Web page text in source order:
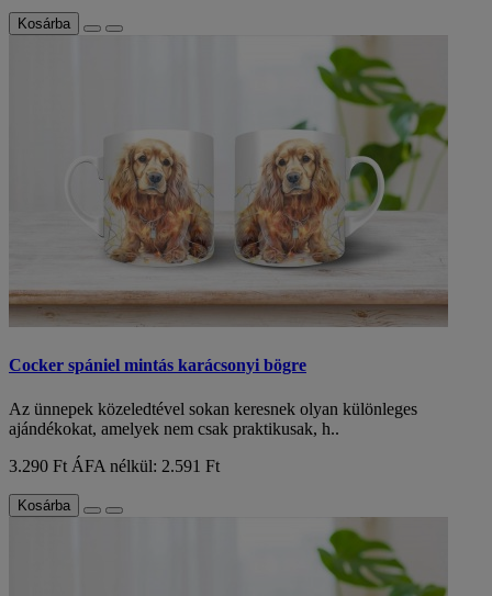
Kosárba
Cocker spániel mintás karácsonyi bögre
Az ünnepek közeledtével sokan keresnek olyan különleges
ajándékokat, amelyek nem csak praktikusak, h..
3.290 Ft ÁFA nélkül: 2.591 Ft
Kosárba